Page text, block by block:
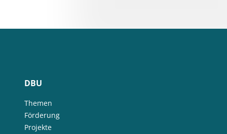
DBU
Themen
Förderung
Projekte